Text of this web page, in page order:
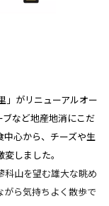
」がリニューアルオー
など地産地消にこだ
心から、チーズや生
しました。
山を望む雄大な眺め
がら気持ちよく散歩で